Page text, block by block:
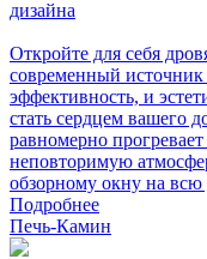
дизайна
Откройте для себя
современный источник
эффективность, и
стать сердцем вашего
равномерно
неповторимую
обзорному окну на всю
Подробнее
Печь-Камин